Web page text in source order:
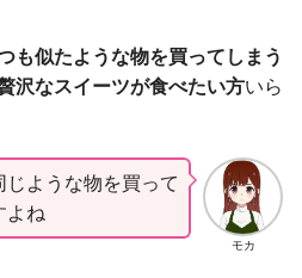
も似たような物を買ってしまう
沢なスイーツが食べたい方いら
モカ
ような物を買って
よね